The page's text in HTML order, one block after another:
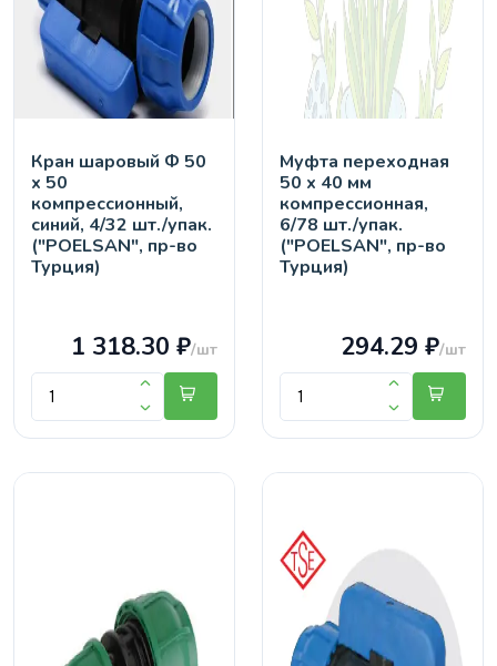
Кран шaровый Ф 50
х 50
компрессионный,
синий, 4/32 шт./упак.
("POELSAN", пр-во
Турция)
1 318.30 ₽/шт
Муфта переходная
50 х 40 мм
компрессионная,
6/78 шт./упак.
("POELSAN", пр-во
Турция)
294.29 ₽/шт